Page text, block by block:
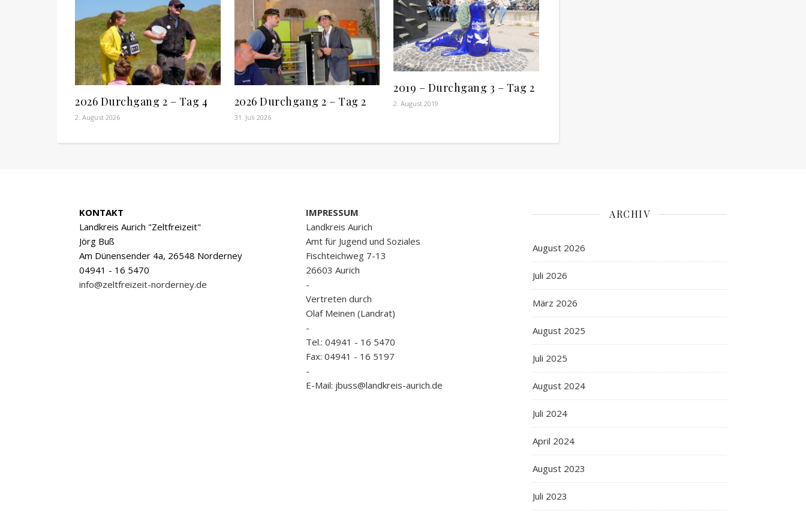
2026 Durchgang 2 – Tag 4
2. August 2026
2026 Durchgang 2 – Tag 2
31. Juli 2026
2019 – Durchgang 3 – Tag 2
2. August 2019
KONTAKT
Landkreis Aurich "Zeltfreizeit"
Jörg Buß
Am Dünensender 4a, 26548 Norderney
04941 - 16 5470
info@zeltfreizeit-norderney.de
IMPRESSUM
Landkreis Aurich
Amt für Jugend und Soziales
Fischteichweg 7-13
26603 Aurich
-
Vertreten durch
Olaf Meinen (Landrat)
-
Tel.: 04941 - 16 5470
Fax: 04941 - 16 5197
-
E-Mail: jbuss@landkreis-aurich.de
ARCHIV
August 2026
Juli 2026
März 2026
August 2025
Juli 2025
August 2024
Juli 2024
April 2024
August 2023
Juli 2023